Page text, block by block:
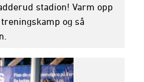
stadion! Varm opp
og så